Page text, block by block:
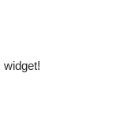
widget!